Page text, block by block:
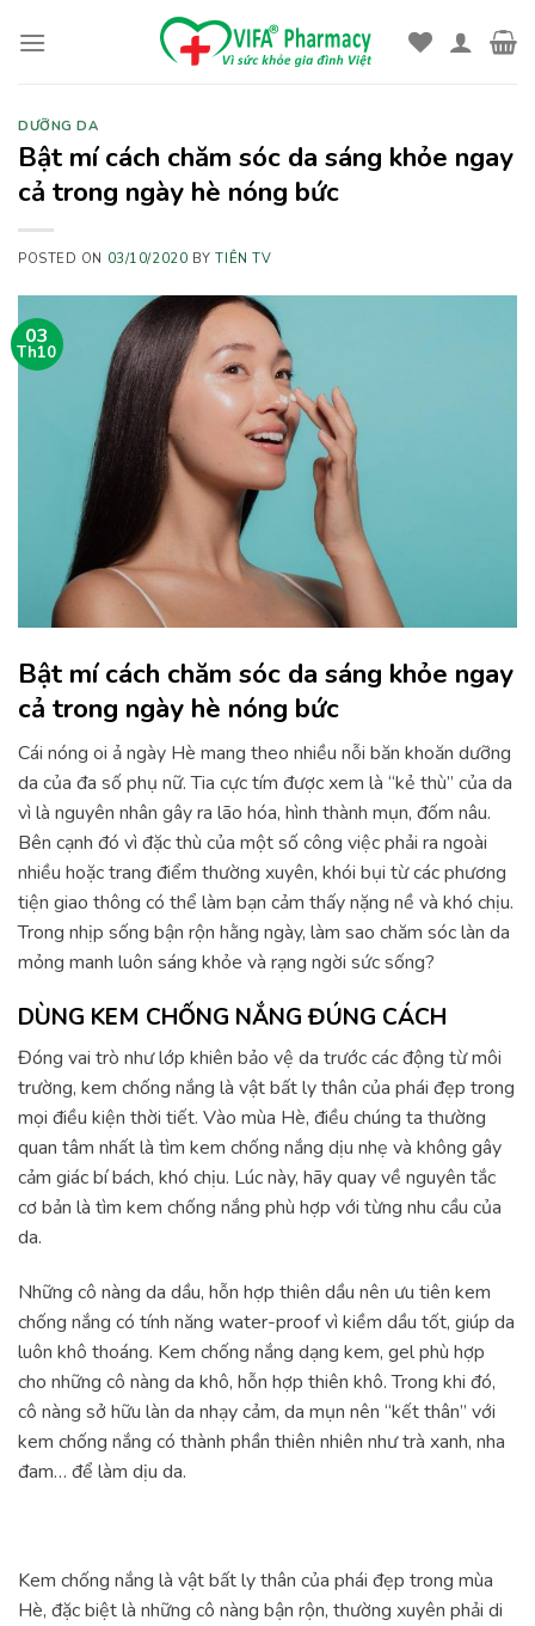
DƯỠNG DA
Bật mí cách chăm sóc da sáng khỏe ngay
cả trong ngày hè nóng bức
POSTED ON 03/10/2020 BYTIÊN TV
03
Th10
Bật mí cách chăm sóc da sáng khỏe ngay
cả trong ngày hè nóng bức
Cái nóng oi ả ngày Hè mang theo nhiều nỗi băn khoăn dưỡng
da của đa số phụ nữ. Tia cực tím được xem là “kẻ thù” của da
vì là nguyên nhân gây ra lão hóa, hình thành mụn, đốm nâu.
Bên cạnh đó vì đặc thù của một số công việc phải ra ngoài
nhiều hoặc trang điểm thường xuyên, khói bụi từ các phương
tiện giao thông có thể làm bạn cảm thấy nặng nề và khó chịu.
Trong nhịp sống bận rộn hằng ngày, làm sao chăm sóc làn da
mỏng manh luôn sáng khỏe và rạng ngời sức sống?
DÙNG KEM CHỐNG NẮNG ĐÚNG CÁCH
Đóng vai trò như lớp khiên bảo vệ da trước các động từ môi
trường, kem chống nắng là vật bất ly thân của phái đẹp trong
mọi điều kiện thời tiết. Vào mùa Hè, điều chúng ta thường
quan tâm nhất là tìm kem chống nắng dịu nhẹ và không gây
cảm giác bí bách, khó chịu. Lúc này, hãy quay về nguyên tắc
cơ bản là tìm kem chống nắng phù hợp với từng nhu cầu của
da.
Những cô nàng da dầu, hỗn hợp thiên dầu nên ưu tiên kem
chống nắng có tính năng water-proof vì kiềm dầu tốt, giúp da
luôn khô thoáng. Kem chống nắng dạng kem, gel phù hợp
cho những cô nàng da khô, hỗn hợp thiên khô. Trong khi đó,
cô nàng sở hữu làn da nhạy cảm, da mụn nên “kết thân” với
kem chống nắng có thành phần thiên nhiên như trà xanh, nha
đam… để làm dịu da.
Kem chống nắng là vật bất ly thân của phái đẹp trong mùa
Hè, đặc biệt là những cô nàng bận rộn, thường xuyên phải di